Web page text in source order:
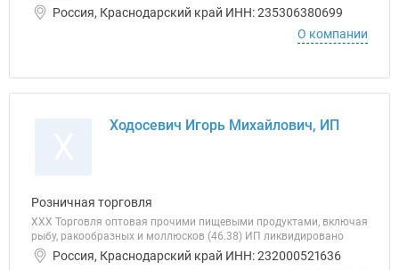
Россия, Краснодарский край ИНН: 235306380699
О компании
Ходосевич Игорь Михайлович, ИП
Розничная торговля
ХХХ Торговля оптовая прочими пищевыми продуктами, включая
рыбу, ракообразных и моллюсков (46.38) ИП ликвидировано
Россия, Краснодарский край ИНН: 232000521636